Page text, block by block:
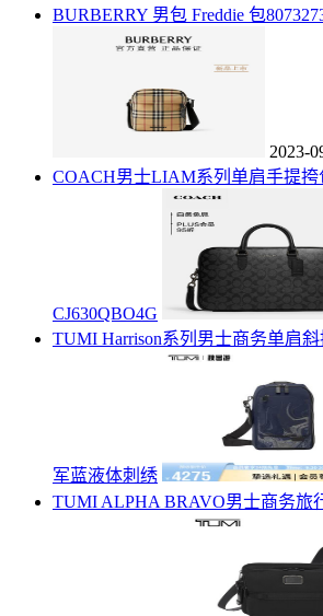
BURBERRY 男包 Freddie 包
2023-
COACH男士LIAM系列单肩手提挎
CJ630QBO4G
TUMI Harrison系列男士商务单肩
军蓝液体刺绣
TUMI ALPHA BRAVO男士商务旅